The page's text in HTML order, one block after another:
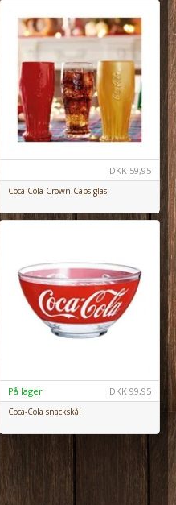
DKK 59,95
Coca-Cola Crown Caps glas
DKK 99,95
På lager
Coca-Cola snackskål